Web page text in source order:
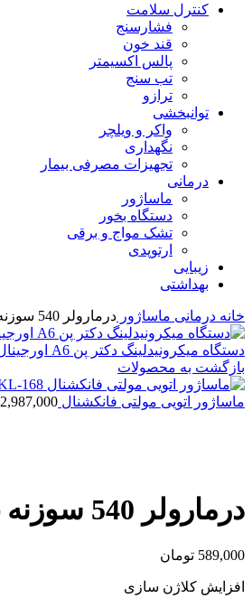
کنترل سلامت
فشارسنج
قند خون
پالس اکسیمتر
تب سنج
ترازو
توانبخشی
واکر و ویلچر
نگهداری
تجهیزات مصرفی بیمار
درمانی
ماساژور
دستگاه بخور
تشک مواج و برقی
ارتوپدی
زیبایی
بهداشتی
خانه درمانی ماساژور درمارولر 540 سوزنه غلطکی Dermaroller
دستگاه میکرونیدلینگ دکتر پن A6 اورجینال
بازگشت به محصولات
ماساژور اتویی مولتی فانکشنال SKL-168 2,987,000
درمارولر 540 سوزنه غلطکی Dermaroller
589,000 تومان
افزایش کلاژن سازی